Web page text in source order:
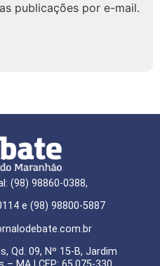
publicações por e-mail.
(98) 98860-0388,
e (98) 98800-5887
Qd. 09, Nº 15-B, Jardim